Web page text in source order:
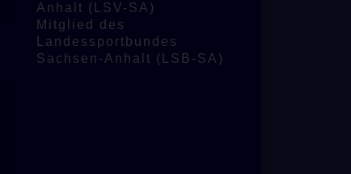
Anhalt (LSV-SA)
Mitglied des
Landessportbundes
Sachsen-Anhalt (LSB-SA)